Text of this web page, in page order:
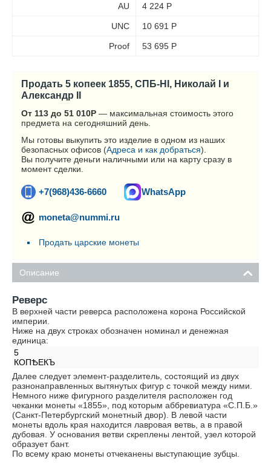
AU 4 224 Р
UNC 10 691 Р
Proof 53 695 Р
Продать 5 копеек 1855, СПБ-HI, Николай I и
Александр II
От 113 до 51 010Р — максимальная стоимость этого
предмета на сегодняшний день.
Мы готовы выкупить это изделие в одном из наших
безопасных офисов (Адреса и как добраться).
Вы получите деньги наличными или на карту сразу в
момент сделки.
+7(968)436-6660 WhatsApp
moneta@nummi.ru
Продать царские монеты
Описание
Реверс
В верхней части реверса расположена корона Российской
империи.
Ниже на двух строках обозначен номинал и денежная
единица:
5
КОПѢЕКЪ
Далее следует элемент-разделитель, состоящий из двух
разнонаправленных вытянутых фигур с точкой между ними.
Немного ниже фигурного разделителя расположен год
чеканки монеты «1855», под которым аббревиатура «С.П.Б.»
(Санкт-Петербургский монетный двор). В левой части
монеты вдоль края находится лавровая ветвь, а в правой
дубовая. У основания ветви скреплены лентой, узел которой
образует бант.
По всему краю монеты отчеканены выступающие зубцы.